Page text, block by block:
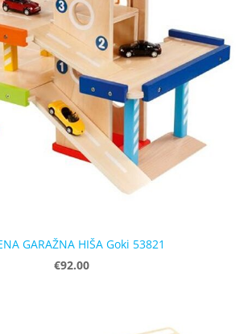
GARAŽNA HIŠA Goki 53821
€92.00